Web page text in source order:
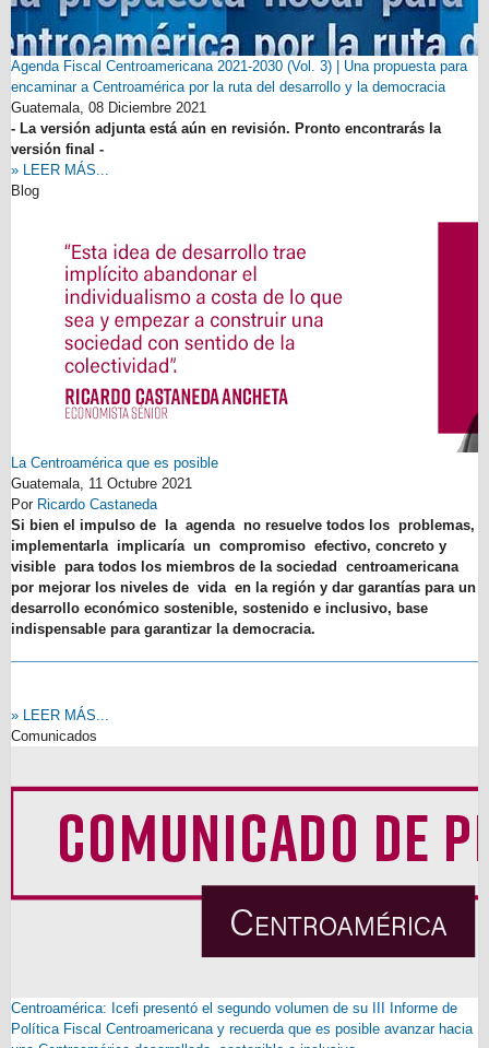
Agenda Fiscal Centroamericana 2021-2030 (Vol. 3) | Una propuesta para
encaminar a Centroamérica por la ruta del desarrollo y la democracia
Guatemala, 08 Diciembre 2021
- La versión adjunta está aún en revisión. Pronto encontrarás la
versión final -
» LEER MÁS...
Blog
La Centroamérica que es posible
Guatemala, 11 Octubre 2021
Por Ricardo Castaneda
Si bien el impulso de la agenda no resuelve todos los problemas,
implementarla implicaría un compromiso efectivo, concreto y
visible para todos los miembros de la sociedad centroamericana
por mejorar los niveles de vida en la región y dar garantías para un
desarrollo económico sostenible, sostenido e inclusivo, base
indispensable para garantizar la democracia.
» LEER MÁS...
Comunicados
Centroamérica: Icefi presentó el segundo volumen de su III Informe de
Política Fiscal Centroamericana y recuerda que es posible avanzar hacia